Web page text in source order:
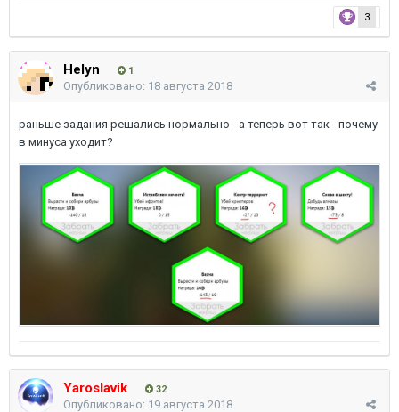
3
Helyn 1
Опубликовано: 18 августа 2018
раньше задания решались нормально - а теперь вот так - почему
в минуса уходит?
Yaroslavik 32
Опубликовано: 19 августа 2018